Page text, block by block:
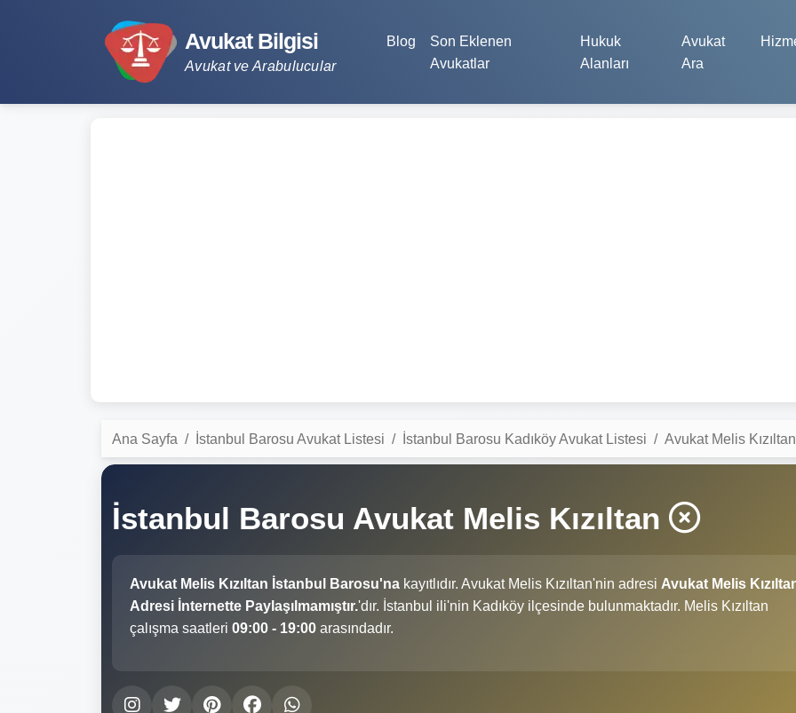
Avukat Bilgisi
Avukat ve Arabulucular
Blog
Son Eklenen
Avukatlar
Hukuk
Alanları
Avukat
Ara
Ana Sayfa İstanbul Barosu Avukat Listesi İstanbul Barosu Kadıköy Avukat Listesi Avukat Melis Kızıltan
İstanbul Barosu Avukat Melis Kızıltan
Avukat Melis Kızıltan İstanbul Barosu'na kayıtlıdır. Avukat Melis Kızıltan'nin adresi Avukat Melis
Adresi İnternette Paylaşılmamıştır.'dır. İstanbul ili'nin Kadıköy ilçesinde bulunmaktadır. Melis Kızıltan
çalışma saatleri 09:00 - 19:00 arasındadır.